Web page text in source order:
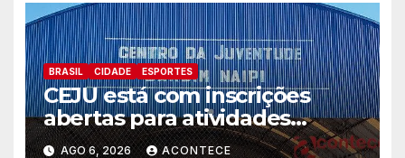
BRASIL CIDADE ESPORTES
CEJU está com inscrições
abertas para atividades
gratuitas
AGO 6, 2026 ACONTECE